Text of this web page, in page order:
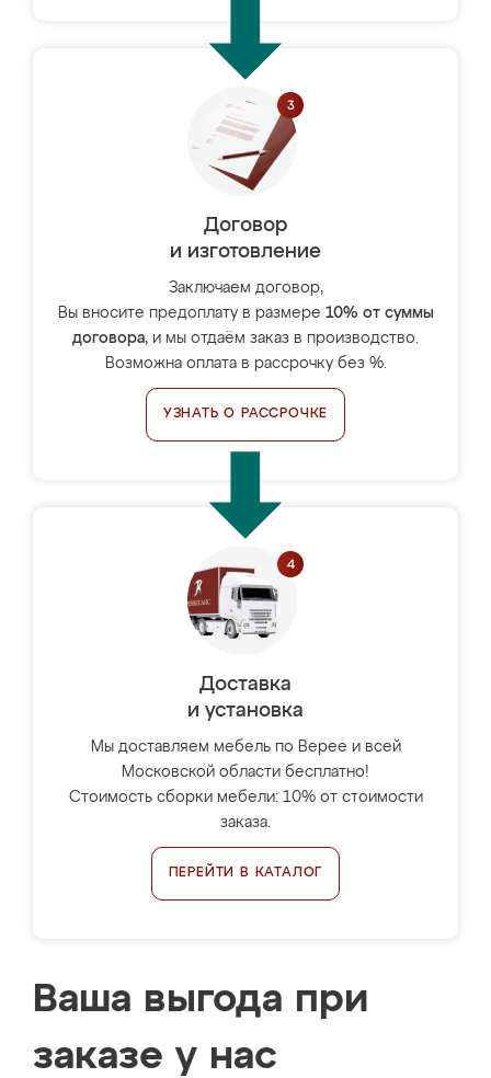
Договор
и изготовление
Заключаем договор,
Вы вносите предоплату в размере 10% от суммы
договора, и мы отдаём заказ в производство.
Возможна оплата в рассрочку без %.
УЗНАТЬ О РАССРОЧКЕ
Доставка
и установка
Мы доставляем мебель по Верее и всей
Московской области бесплатно!
Стоимость сборки мебели: 10% от стоимости
заказа.
ПЕРЕЙТИ В КАТАЛОГ
Ваша выгода при
заказе у нас